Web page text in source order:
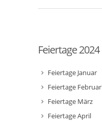
Feiertage 2024
Feiertage Januar
Feiertage Februar
Feiertage März
Feiertage April